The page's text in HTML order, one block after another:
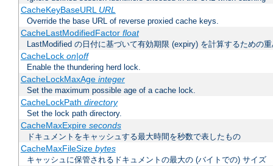
CacheKeyBaseURL URL
Override the base URL of reverse proxied cache keys.
CacheLastModifiedFactor float
LastModified の日付に基づいて有効期限 (expiry) を計算するための
CacheLock on|off
Enable the thundering herd lock.
CacheLockMaxAge integer
Set the maximum possible age of a cache lock.
CacheLockPath directory
Set the lock path directory.
CacheMaxExpire seconds
ドキュメントをキャッシュする最大時間を秒数で表したもの
CacheMaxFileSize bytes
キャッシュに保管されるドキュメントの最大の (バイトでの) サイズ